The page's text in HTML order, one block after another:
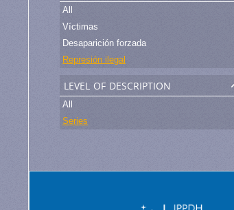
All
Víctimas
Desaparición forzada
Represión ilegal
level of description
All
Series